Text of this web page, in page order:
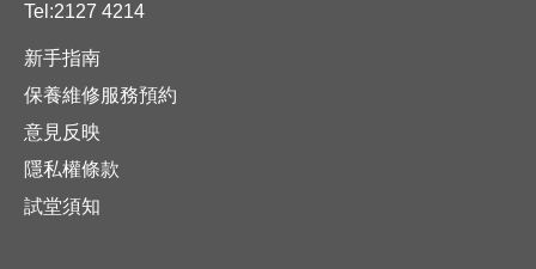
Tel:2127 4214
新手指南
保養維修服務預約
意見反映
隱私權條款
試堂須知